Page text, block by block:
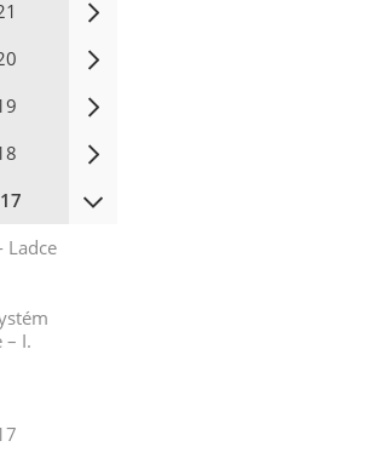
Ladce
– I.